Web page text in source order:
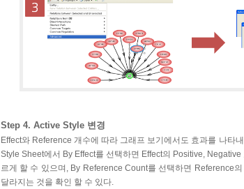
Step 4. Active Style 변경
Effect와 Reference 개수에 따라 그래프 보기에서도 효과를 나타
Style Sheet에서 By Effect를 선택하면 Effect의 Positive,
르게 할 수 있으며, By Reference Count를 선택하면 Reference
달라지는 것을 확인 할 수 있다.